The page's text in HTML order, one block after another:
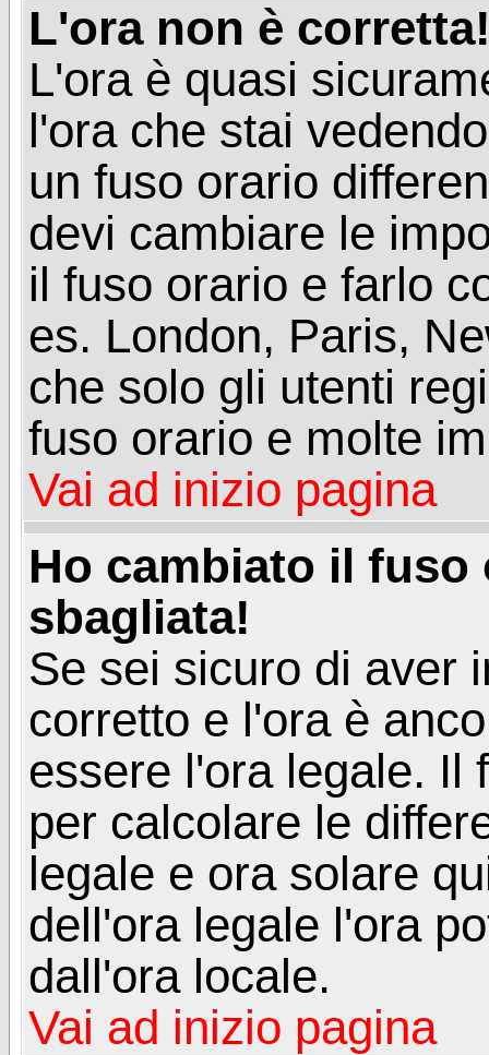
L'ora non è
L'ora è quasi
l'ora che stai
un fuso orario
devi cambiare le
il fuso orario e farlo
es. London, Paris,
che solo gli utenti
fuso orario e molte
Vai ad inizio pagina
Ho cambiato il fuso
sbagliata!
Se sei sicuro di aver
corretto e l'ora è
essere l'ora legale. Il
per calcolare le
legale e ora solare
dell'ora legale l'ora
dall'ora locale.
Vai ad inizio pagina